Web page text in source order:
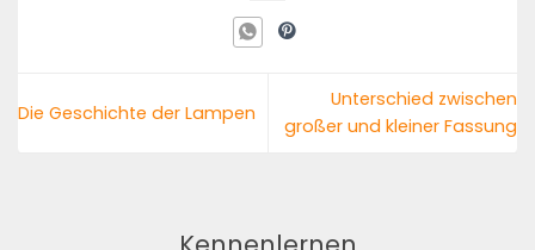
Die Geschichte der Lampen
Unterschied zwischen
großer und kleiner Fassung